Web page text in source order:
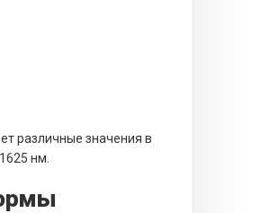
различные значения в
нм.